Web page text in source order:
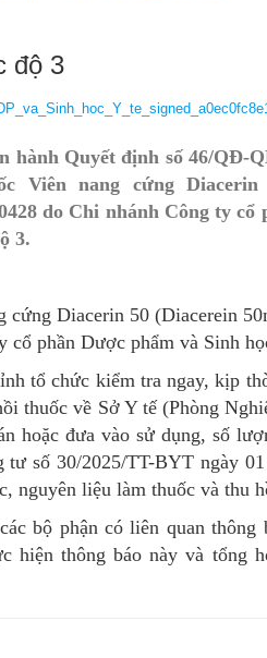
triển
và Trẻ em
thuộc
Dân số, Bà mẹ - Trẻ em
Bảo trợ xã hội
Tổ chức cán bộ, Thi đua khen
Bảo hiểm Y tế
Khám chữa bệnh
Dược và Mỹ phẩm
Phòng bệnh
Tài chính kế toán
Tổ chức cán bộ
độ 3
hành Quyết định số 46/QĐ-
nang cứng Diacerin
do Chi nhánh Công ty
3.
Diacerin 50 (Diacerein
phần Dược phẩm và Sinh
tổ chức kiểm tra ngay, kịp
thuốc về Sở Y tế (Phòng
hoặc đưa vào sử dụng, số
số 30/2025/TT-BYT ngày
nguyên liệu làm thuốc và thu
bộ phận có liên quan thông
hiện thông báo này và tổng